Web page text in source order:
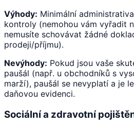
Výhody: Minimální
kontroly (nemohou vám vyřadit
nemusíte schovávat žádné
prodeji/příjmu).
Nevýhody: Pokud jsou vaše
paušál (např. u obchodníků s
marží), paušál se nevyplatí a je
daňovou evidenci.
Sociální a zdravotní